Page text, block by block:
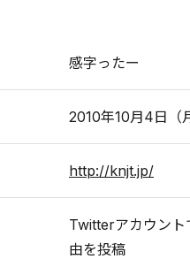
感字ったー
2010年10月4日（
http://knjt.jp/
Twitterアカウント
由を投稿